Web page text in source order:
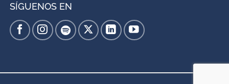
SÍGUENOS EN